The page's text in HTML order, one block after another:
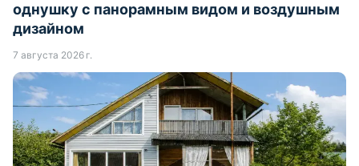
однушку с панорамным видом и воздушным
дизайном
7 августа 2026 г.